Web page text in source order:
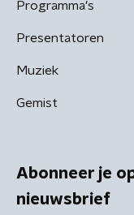
Programma's
Presentatoren
Muziek
Gemist
Abonneer je
nieuwsbrief